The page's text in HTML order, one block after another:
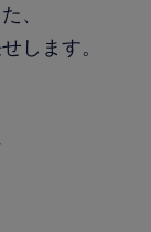
、
します。